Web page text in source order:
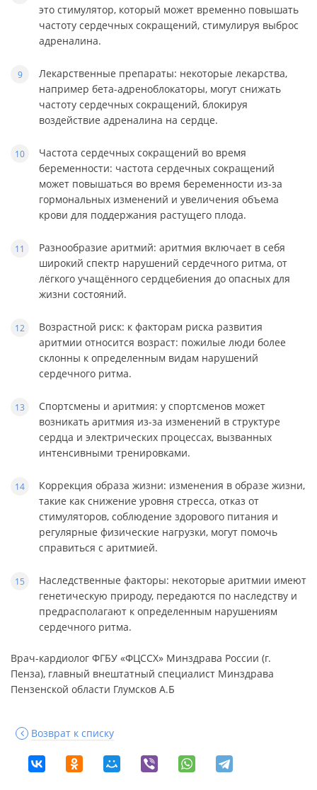
это стимулятор, который может временно повышать
частоту сердечных сокращений, стимулируя выброс
адреналина.
Лекарственные препараты: некоторые лекарства,
например бета-адреноблокаторы, могут снижать
частоту сердечных сокращений, блокируя
воздействие адреналина на сердце.
Частота сердечных сокращений во время
беременности: частота сердечных сокращений
может повышаться во время беременности из-за
гормональных изменений и увеличения объема
крови для поддержания растущего плода.
Разнообразие аритмий: аритмия включает в себя
широкий спектр нарушений сердечного ритма, от
лёгкого учащённого сердцебиения до опасных для
жизни состояний.
Возрастной риск: к факторам риска развития
аритмии относится возраст: пожилые люди более
склонны к определенным видам нарушений
сердечного ритма.
Спортсмены и аритмия: у спортсменов может
возникать аритмия из-за изменений в структуре
сердца и электрических процессах, вызванных
интенсивными тренировками.
Коррекция образа жизни: изменения в образе жизни,
такие как снижение уровня стресса, отказ от
стимуляторов, соблюдение здорового питания и
регулярные физические нагрузки, могут помочь
справиться с аритмией.
Наследственные факторы: некоторые аритмии имеют
генетическую природу, передаются по наследству и
предрасполагают к определенным нарушениям
сердечного ритма.
Врач-кардиолог ФГБУ «ФЦССХ» Минздрава России (г.
Пенза), главный внештатный специалист Минздрава
Пензенской области Глумсков А.Б
Возврат к списку